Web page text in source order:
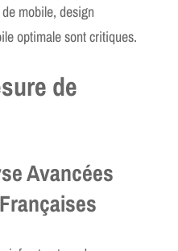
mobile, design
optimale sont critiques.
de
Avancées